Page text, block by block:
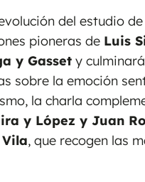
del estudio
pioneras de Luis
y Gasset y
sobre la emoción
la charla
y López y Juan
, que recogen las